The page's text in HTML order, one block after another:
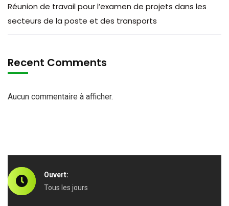
Réunion de travail pour l’examen de projets dans les
secteurs de la poste et des transports
Recent Comments
Aucun commentaire à afficher.
Ouvert:
Tous les jours